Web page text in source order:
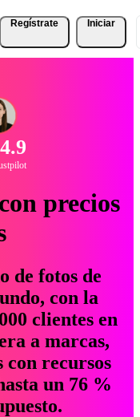
Regístrate Iniciar
4.9
precios
de fotos de
con la
clientes en
a marcas,
recursos
un 76 %